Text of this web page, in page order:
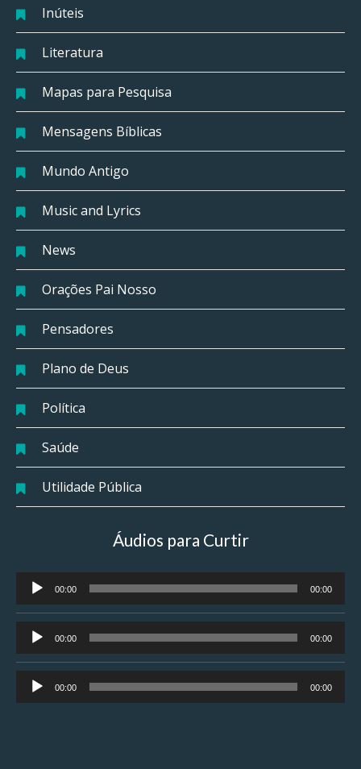
Inúteis
Literatura
Mapas para Pesquisa
Mensagens Bíblicas
Mundo Antigo
Music and Lyrics
News
Orações Pai Nosso
Pensadores
Plano de Deus
Política
Saúde
Utilidade Pública
Áudios para Curtir
Tocador
de
áudio
00:00 00:00
Tocador
de
áudio
00:00 00:00
Tocador
de
00:00 00:00